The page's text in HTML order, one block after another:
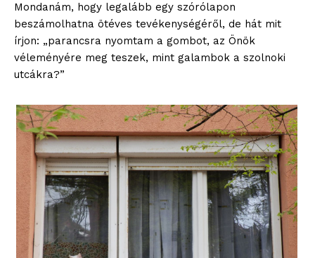
blogSZOLNOK
szubjektív élményportál
Mondanám, hogy legalább egy szórólapon
beszámolhatna ötéves tevékenységéről, de hát mit
írjon: „parancsra nyomtam a gombot, az Önök
véleményére meg teszek, mint galambok a szolnoki
utcákra?”